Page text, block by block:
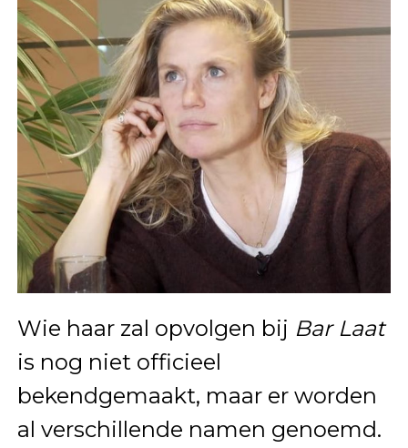
Wie haar zal opvolgen bij Bar Laat
is nog niet officieel
bekendgemaakt, maar er worden
al verschillende namen genoemd.